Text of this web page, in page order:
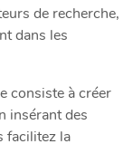
de recherche,
dans les
consiste à créer
insérant des
facilitez la